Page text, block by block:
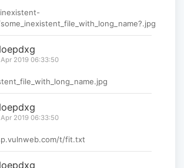
2019 06:33:50
2019 06:33:50
t/fit.txt